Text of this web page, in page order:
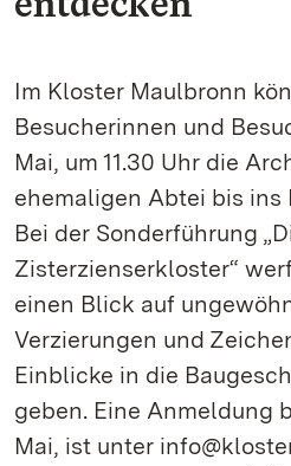
Im Kloster Maulbronn
Besucherinnen und
Mai, um 11.30 Uhr die
ehemaligen Abtei bis ins
Bei der Sonderführung
Zisterzienserkloster“
einen Blick auf
Verzierungen und
Einblicke in die
geben. Eine Anmeldung
Mai, ist unter